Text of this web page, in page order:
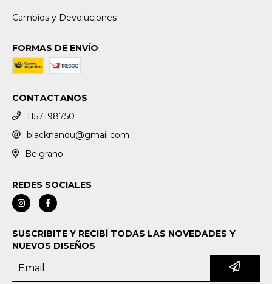
Cambios y Devoluciones
FORMAS DE ENVÍO
CONTACTANOS
1157198750
blacknandu@gmail.com
Belgrano
REDES SOCIALES
SUSCRIBITE Y RECIBÍ TODAS LAS NOVEDADES Y
NUEVOS DISEÑOS